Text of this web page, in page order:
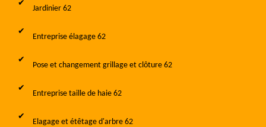
Jardinier 62
Entreprise élagage 62
Pose et changement grillage et clôture 62
Entreprise taille de haie 62
Elagage et étêtage d'arbre 62